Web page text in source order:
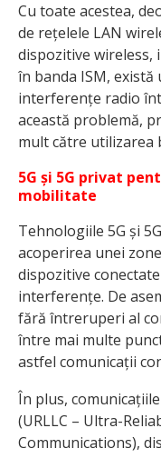
Cu toate acestea,
de rețelele LAN
dispozitive wireless,
în banda ISM, există
interferențe radio
această problemă,
mult către utilizarea
5G și 5G privat
mobilitate
Tehnologiile 5G și
acoperirea unei
dispozitive
interferențe. De
fără întreruperi al
între mai multe
astfel comunicații
În plus,
(URLLC – Ultra-
Communications),